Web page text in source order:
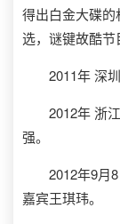
得出白金大碟的
选，谜键故酷节
2011年 深圳
2012年 浙江
强。
2012年9月8
嘉宾王琪玮。